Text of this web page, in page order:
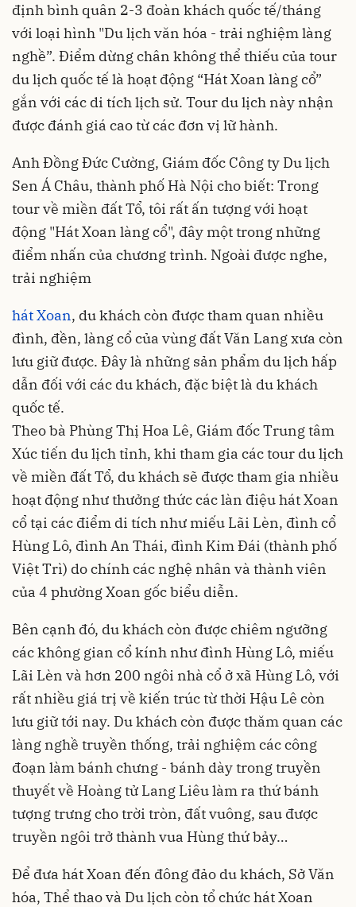
định bình quân 2-3 đoàn khách quốc tế/tháng
với loại hình "Du lịch văn hóa - trải nghiệm làng
nghề”. Điểm dừng chân không thể thiếu của tour
du lịch quốc tế là hoạt động “Hát Xoan làng cổ”
gắn với các di tích lịch sử. Tour du lịch này nhận
được đánh giá cao từ các đơn vị lữ hành.
Anh Đồng Đức Cường, Giám đốc Công ty Du lịch
Sen Á Châu, thành phố Hà Nội cho biết: Trong
tour về miền đất Tổ, tôi rất ấn tượng với hoạt
động "Hát Xoan làng cổ", đây một trong những
điểm nhấn của chương trình. Ngoài được nghe,
trải nghiệm
hát Xoan, du khách còn được tham quan nhiều
đình, đền, làng cổ của vùng đất Văn Lang xưa còn
lưu giữ được. Đây là những sản phẩm du lịch hấp
dẫn đối với các du khách, đặc biệt là du khách
quốc tế.
Theo bà Phùng Thị Hoa Lê, Giám đốc Trung tâm
Xúc tiến du lịch tỉnh, khi tham gia các tour du lịch
về miền đất Tổ, du khách sẽ được tham gia nhiều
hoạt động như thưởng thức các làn điệu hát Xoan
cổ tại các điểm di tích như miếu Lãi Lèn, đình cổ
Hùng Lô, đình An Thái, đình Kim Đái (thành phố
Việt Trì) do chính các nghệ nhân và thành viên
của 4 phường Xoan gốc biểu diễn.
Bên cạnh đó, du khách còn được chiêm ngưỡng
các không gian cổ kính như đình Hùng Lô, miếu
Lãi Lèn và hơn 200 ngôi nhà cổ ở xã Hùng Lô, với
rất nhiều giá trị về kiến trúc từ thời Hậu Lê còn
lưu giữ tới nay. Du khách còn được thăm quan các
làng nghề truyền thống, trải nghiệm các công
đoạn làm bánh chưng - bánh dày trong truyền
thuyết về Hoàng tử Lang Liêu làm ra thứ bánh
tượng trưng cho trời tròn, đất vuông, sau được
truyền ngôi trở thành vua Hùng thứ bảy…
Để đưa hát Xoan đến đông đảo du khách, Sở Văn
hóa, Thể thao và Du lịch còn tổ chức hát Xoan